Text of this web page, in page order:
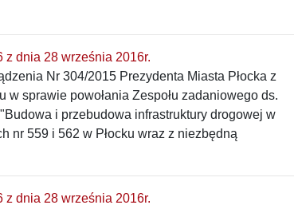
z dnia 28 września 2016r.
Nr 304/2015 Prezydenta Miasta Płocka z
w sprawie powołania Zespołu zadaniowego ds.
i przebudowa infrastruktury drogowej w
nr 559 i 562 w Płocku wraz z niezbędną
z dnia 28 września 2016r.